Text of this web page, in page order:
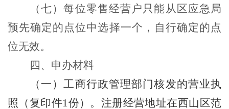
（七）每位零售经营户只能从区应急局
预先确定的点位中选择一个，自行确定的点
位无效。
四、申办材料
（ 一 ）工商行政管理部门核发的营业执
照（复印件1份）。注册经营地址在西山 区范